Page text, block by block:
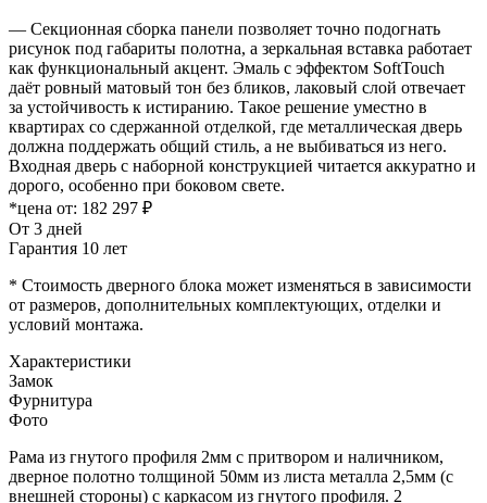
— Секционная сборка панели позволяет точно подогнать
рисунок под габариты полотна, а зеркальная вставка работает
как функциональный акцент. Эмаль с эффектом SoftTouch
даёт ровный матовый тон без бликов, лаковый слой отвечает
за устойчивость к истиранию. Такое решение уместно в
квартирах со сдержанной отделкой, где металлическая дверь
должна поддержать общий стиль, а не выбиваться из него.
Входная дверь с наборной конструкцией читается аккуратно и
дорого, особенно при боковом свете.
*цена от: 182 297 ₽
От 3 дней
Гарантия 10 лет
* Стоимость дверного блока может изменяться в зависимости
от размеров, дополнительных комплектующих, отделки и
условий монтажа.
Характеристики
Замок
Фурнитура
Фото
Рама из гнутого профиля 2мм с притвором и наличником,
дверное полотно толщиной 50мм из листа металла 2,5мм (с
внешней стороны) c каркасом из гнутого профиля. 2